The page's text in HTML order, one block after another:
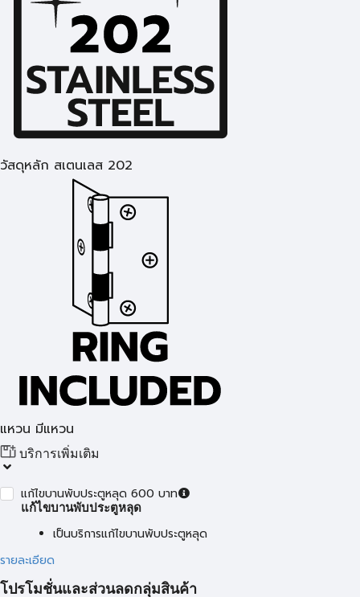
วัสดุหลัก สเตนเลส 202
แหวน มีแหวน
บริการเพิ่มเติม
แก้ไขบานพับประตูหลุด 600 บาท
แก้ไขบานพับประตูหลุด
เป็นบริการแก้ไขบานพับประตูหลุด
รายละเอียด
โปรโมชั่นและส่วนลดกลุ่มสินค้า